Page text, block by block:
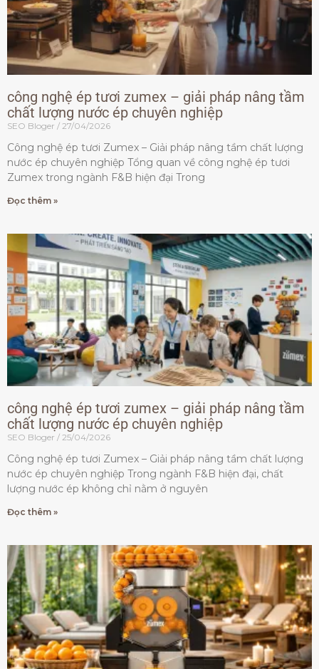
công nghệ ép tươi zumex – giải pháp nâng tầm
chất lượng nước ép chuyên nghiệp
SEO Bloger 27/04/2026
Công nghệ ép tươi Zumex – Giải pháp nâng tầm chất lượng
nước ép chuyên nghiệp Tổng quan về công nghệ ép tươi
Zumex trong ngành F&B hiện đại Trong
Đọc thêm »
công nghệ ép tươi zumex – giải pháp nâng tầm
chất lượng nước ép chuyên nghiệp
SEO Bloger 25/04/2026
Công nghệ ép tươi Zumex – Giải pháp nâng tầm chất lượng
nước ép chuyên nghiệp Trong ngành F&B hiện đại, chất
lượng nước ép không chỉ nằm ở nguyên
Đọc thêm »